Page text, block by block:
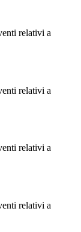
relativi a
relativi a
relativi a
relativi a